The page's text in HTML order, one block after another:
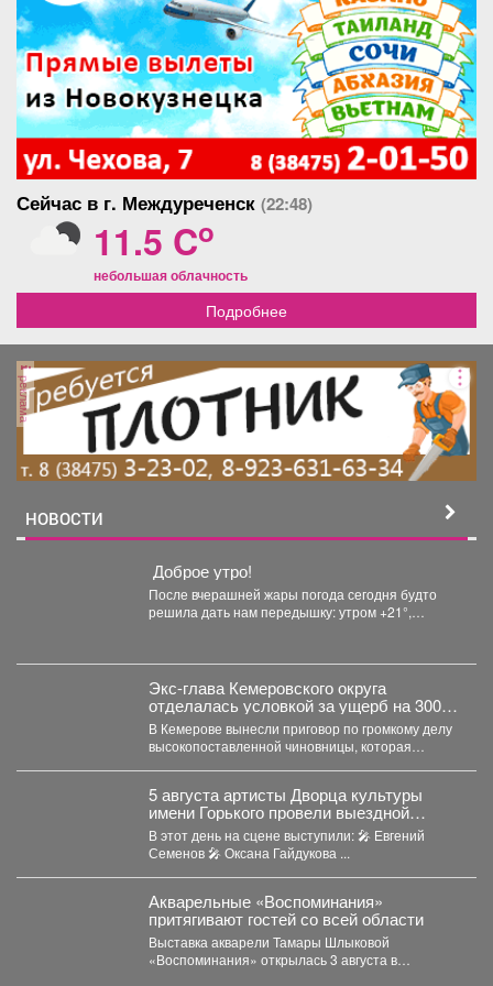
Сейчас в г. Междуреченск (22:48)
11.5 Co
небольшая облачность
Подробнее
реклама
НОВОСТИ
Доброе утро!
После вчерашней жары погода сегодня будто
решила дать нам передышку: утром +21°,
Экс-глава Кемеровского округа
отделалась условкой за ущерб на 300
млн рублей
В Кемерове вынесли приговор по громкому делу
высокопоставленной чиновницы, которая
5 августа артисты Дворца культуры
имени Горького провели выездной
концерт в реабилитационном центре
«Топаз».
В этот день на сцене выступили: 🎤 Евгений
Семенов 🎤 Оксана Гайдукова ...
Акварельные «Воспоминания»
притягивают гостей со всей области
Выставка акварели Тамары Шлыковой
«Воспоминания» открылась 3 августа в